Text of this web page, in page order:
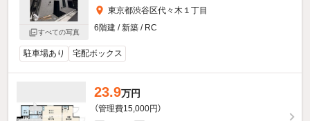
すべての写真
東京都渋谷区代々木１丁目
6階建 / 新築 / RC
駐車場あり 宅配ボックス
23.9万円
（管理費15,000円）